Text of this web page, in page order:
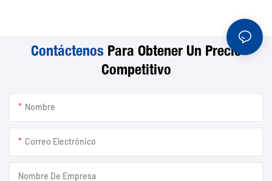
Contáctenos Para Obtener Un Precio
Competitivo
Nombre
Correo Electrónico
Nombre De Empresa